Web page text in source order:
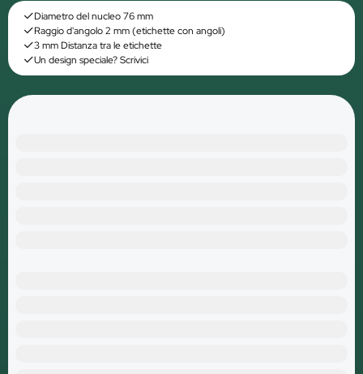
Diametro del nucleo 76 mm
Raggio d'angolo 2 mm (etichette con angoli)
3 mm Distanza tra le etichette
Un design speciale? Scrivici